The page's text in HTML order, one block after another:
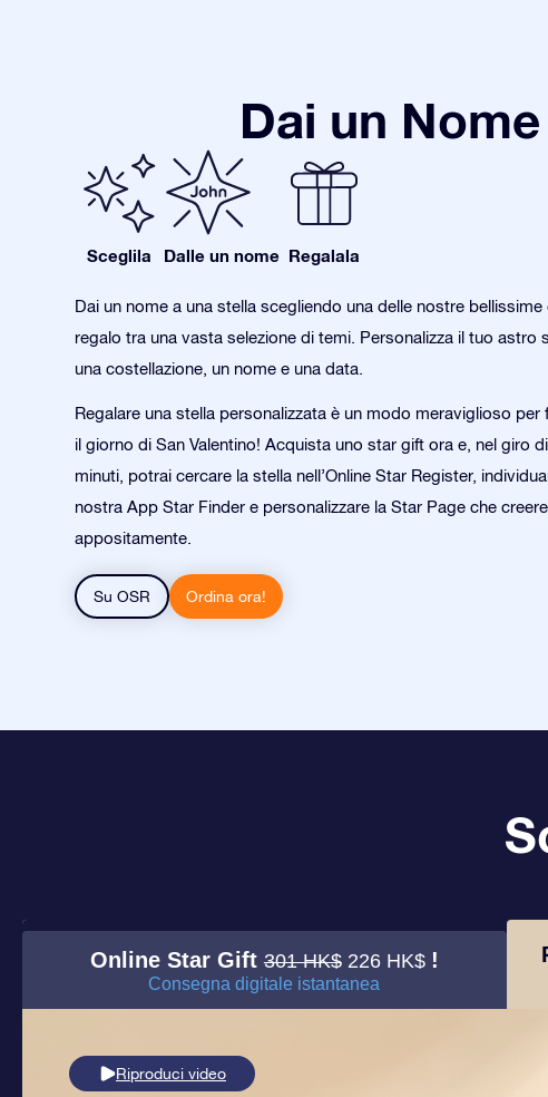
Dai un
Sceglila Dalle un nome Regalala
Dai un nome a una stella scegliendo una delle nostre bellissime
regalo tra una vasta selezione di temi. Personalizza il tuo astro
una costellazione, un nome e una data.
Regalare una stella personalizzata è un modo meraviglioso per
il giorno di San Valentino! Acquista uno star gift ora e, nel giro
minuti, potrai cercare la stella nell’Online Star Register,
nostra App Star Finder e personalizzare la Star Page che
appositamente.
Su OSR Ordina ora!
Online Star Gift301 HK$ 226 HK$ !
Consegna digitale istantanea
Riproduci video